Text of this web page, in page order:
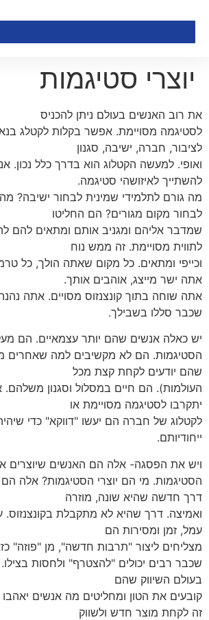
יוצרי סטיגמות
את רוב האנשים בעולם ניתן להכניס
לסטיגמה מסויימת. אפשר בקלות לקטלג
לציבור, חברה, ישיבה, סגנון
ואופי. למעשה הקטלוג הוא בדרך כלל נכון.
להשתייך לאיזושהי סטיגמה.
מה גורם לתלמידי שמינית לבחור ישיבה?
לבחור מקום מגורים? הם החליטו
שמדבר אליהם ומגניב אותם ומתאים להם
לתווית מסויימת. זה ממש נוח
וכייפי ומתאים. כל מקום שאתה הולך, כל
אתה ישר מייצג, אוהבים אותך.
אתה שוחה בתוך קונצנזוס מסויים. אתה
שכבר סללו בשבילך.
יש כאלה אנשים שהם יותר עצמאיים. הם
הסטיגמות. הם לא מקשיבים למה שאחרים
שהם יודעים לקחת קצת מכל
העולמות). הם חיים במסלול וסגנון
יתקרבו לסטיגמה מסויימת או
לקטלוג של חברה הם יעשו "דווקא" כדי שיהיה
ייחודיותם.
ויש את הפסגה- אלה הם האנשים שיוצרים
הסטיגמות. מי הם יוצרי הסטיגמות? אלה
דרך חדשה שהיא שונה, מוזרה
ואמיצה. דרך שהיא לא מתקבלת
עמל, זמן ומסירות הם
מצליחים ליצור "תרבות חדשה", מן "פוזה"
שכבר רבים יכולים "להצטרף" ולחסות
בעולם השיווק שהם
קובעים את הטון ומחליטים מה אנשים
זה לקחת מוצר חדש ולשווק